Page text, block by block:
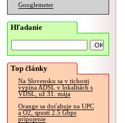
Googlemeter
Hľadanie
Top články
Na Slovensku sa v tichosti
vypína ADSL v lokalitách s
VDSL, už 31. mája
Orange sa doťahuje na UPC
a O2, spustí 2.5 Gbps
pripojenie